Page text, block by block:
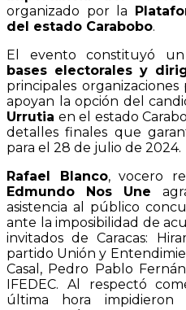
organizado por la
del estado Carabobo.
El evento constituyó
bases electorales y
principales
apoyan la opción del
Urrutia en el estado
detalles finales que
para el 28 de julio de 2024.
Rafael Blanco, vocero
Edmundo Nos Une
asistencia al público
ante la imposibilidad de
invitados de Caracas:
partido Unión y
Casal, Pedro Pablo
IFEDEC. Al respectó
última hora impidieron